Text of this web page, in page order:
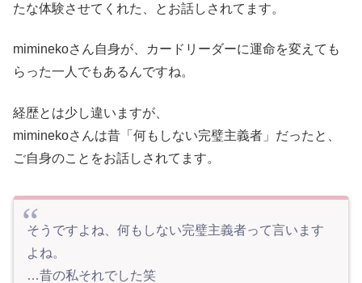
たな体験させてくれた、とお話しされてます。
miminekoさん自身が、カードリーダーに運命を変えても
らった一人でもあるんですね。
経歴とは少し違いますが、
miminekoさんは昔「何もしない完璧主義者」だったと、
ご自身のことをお話しされてます。
そうですよね、何もしない完璧主義者って言います
よね。
…昔の私それでした笑